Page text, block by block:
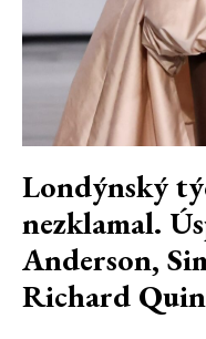
Londýnský
nezklamal.
Anderson,
Richard